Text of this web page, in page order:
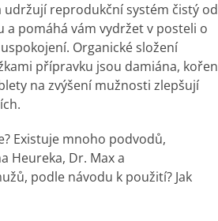
reprodukční systém čistý od
a pomáhá vám vydržet v posteli o
Organické složení
přípravku jsou damiána, kořen
na zvýšení mužnosti zlepšují
Existuje mnoho podvodů,
Heureka, Dr. Max a
podle návodu k použití? Jak